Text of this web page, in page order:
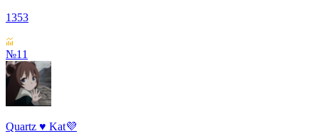
1353
№11
Quartz ♥ Kat💜